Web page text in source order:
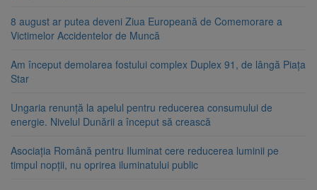
8 august ar putea deveni Ziua Europeană de Comemorare a
Victimelor Accidentelor de Muncă
Am început demolarea fostului complex Duplex 91, de lângă Piața
Star
Ungaria renunță la apelul pentru reducerea consumului de
energie. Nivelul Dunării a început să crească
Asociația Română pentru Iluminat cere reducerea luminii pe
timpul nopții, nu oprirea iluminatului public